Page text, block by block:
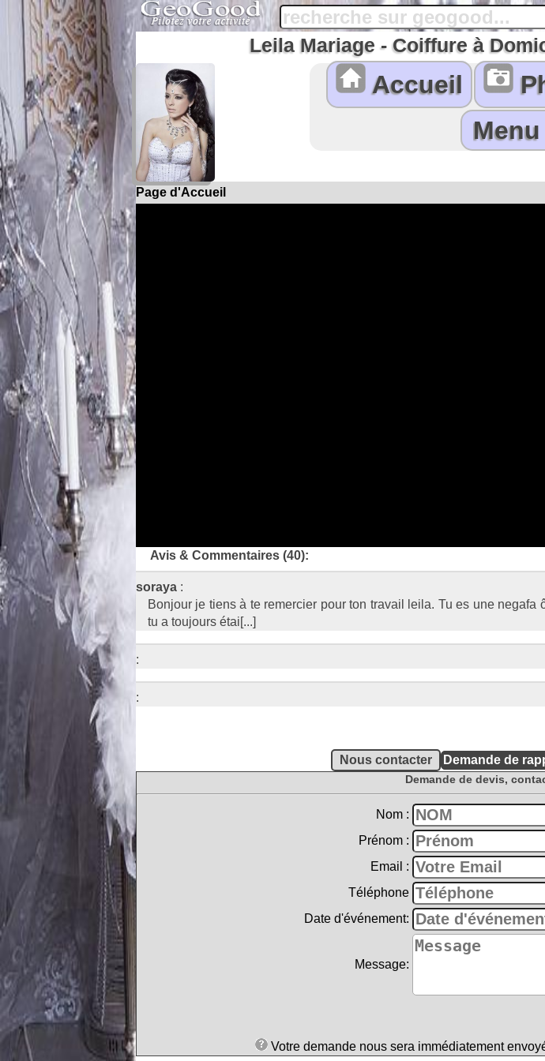
Leila Mariage - Coiffure à
Accueil
Page d'Accueil
Avis & Commentaires (40):
soraya :
Bonjour je tiens à te remercier pour ton travail leila. Tu es une
tu a toujours étai[...]
:
:
Demande de devis,
Nom :
Prénom :
Email :
Téléphone
Date d'événement:
Message:
Votre demande nous sera immédiatement